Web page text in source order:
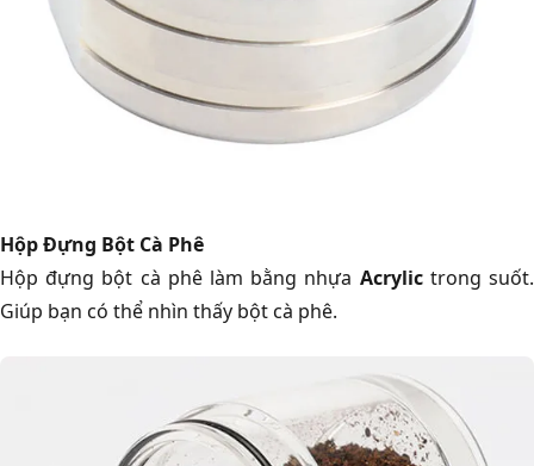
Hộp Đựng Bột Cà Phê
Hộp đựng bột cà phê làm bằng nhựa Acrylic trong suốt.
Giúp bạn có thể nhìn thấy bột cà phê.